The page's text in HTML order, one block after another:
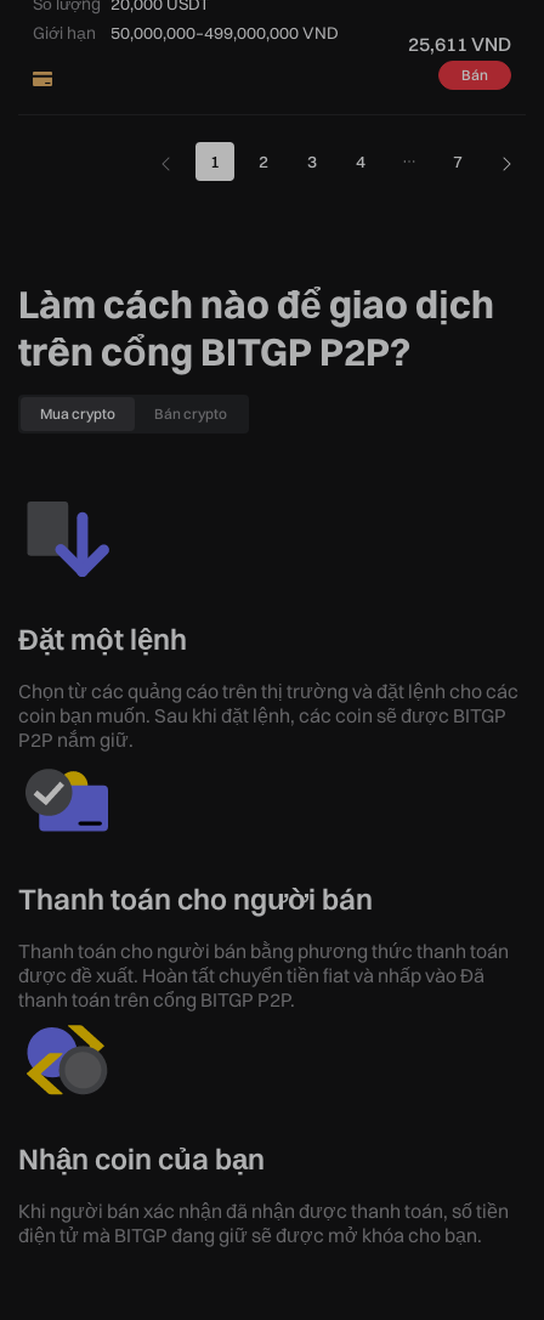
Giới hạn
50,000,000–499,000,000 VND
25,611 VND
Bán
1 2 3 4 7
Làm cách nào để giao dịch
trên cổng BITGP P2P?
Mua crypto Bán crypto
Đặt một lệnh
Chọn từ các quảng cáo trên thị trường và đặt lệnh cho các
coin bạn muốn. Sau khi đặt lệnh, các coin sẽ được BITGP
P2P nắm giữ.
Thanh toán cho người bán
Thanh toán cho người bán bằng phương thức thanh toán
được đề xuất. Hoàn tất chuyển tiền fiat và nhấp vào Đã
thanh toán trên cổng BITGP P2P.
Nhận coin của bạn
Khi người bán xác nhận đã nhận được thanh toán, số tiền
điện tử mà BITGP đang giữ sẽ được mở khóa cho bạn.